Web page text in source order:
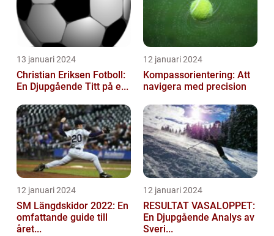
13 januari 2024
Christian Eriksen Fotboll:
En Djupgående Titt på e...
12 januari 2024
Kompassorientering: Att
navigera med precision
12 januari 2024
SM Längdskidor 2022: En
omfattande guide till
året...
12 januari 2024
RESULTAT VASALOPPET:
En Djupgående Analys av
Sveri...